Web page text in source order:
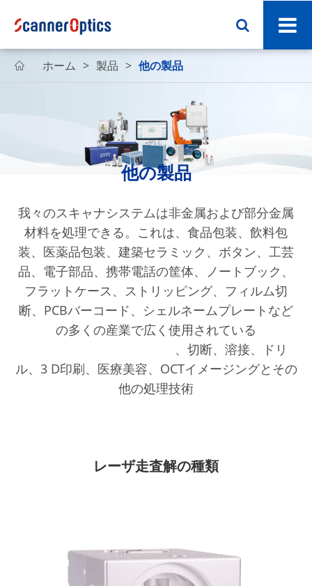
他の製品
我々のスキャナシステムは非金属および部分金属
材料を処理できる。これは、食品包装、飲料包
装、医薬品包装、建築セラミック、ボタン、工芸
品、電子部品、携帯電話の筐体、ノートブック、
フラットケース、ストリッピング、フィルム切
断、PCBバーコード、シェルネームプレートなど
の多くの産業で広く使用されている
、切断、溶接、ドリ
ル、3 D印刷、医療美容、OCTイメージングとその
他の処理技術
 ホーム 製品 他の製品
レーザ走査解の種類